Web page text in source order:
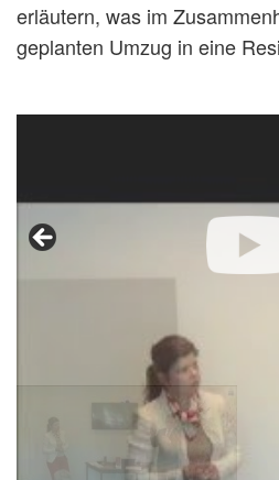
erläutern, was im
geplanten Umzug in eine